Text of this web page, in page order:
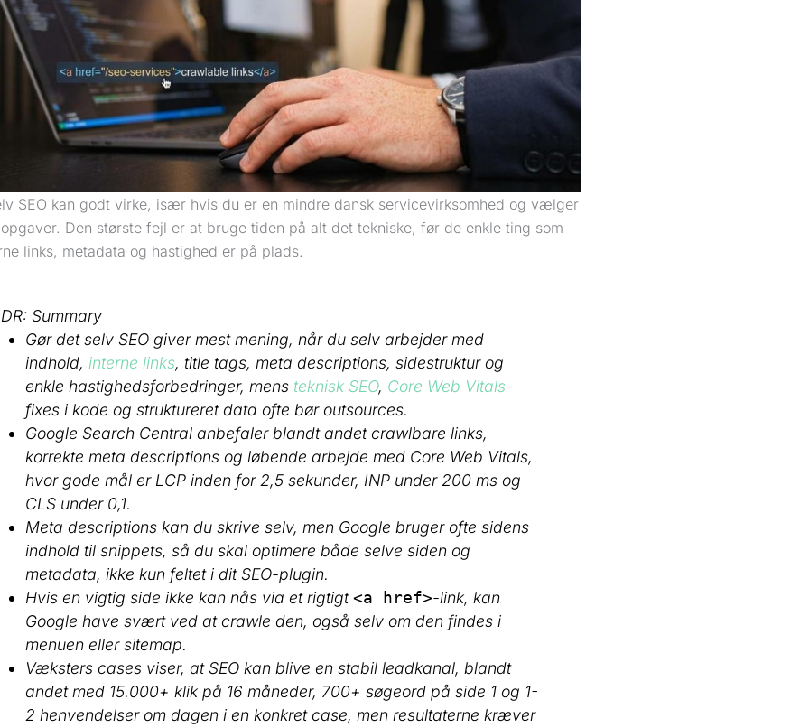
SEO kan godt virke, især hvis du er en mindre dansk servicevirksomhed og vælger
Den største fejl er at bruge tiden på alt det tekniske, før de enkle ting som
links, metadata og hastighed er på plads.
Summary
Gør det selv SEO giver mest mening, når du selv arbejder med
indhold,interne links, title tags, meta descriptions, sidestruktur og
enkle hastighedsforbedringer, mens teknisk SEO, Core Web Vitals-
fixes i kode og struktureret data ofte bør outsources.
Google Search Central anbefaler blandt andet crawlbare links,
korrekte meta descriptions og løbende arbejde med Core Web Vitals,
hvor gode mål er LCP inden for 2,5 sekunder, INP under 200 ms og
CLS under 0,1.
Meta descriptions kan du skrive selv, men Google bruger ofte sidens
indhold til snippets, så du skal optimere både selve siden og
metadata, ikke kun feltet i dit SEO-plugin.
Hvis en vigtig side ikke kan nås via et rigtigt<a href>-link, kan
Google have svært ved at crawle den, også selv om den findes i
menuen eller sitemap.
Væksters cases viser, at SEO kan blive en stabil leadkanal, blandt
andet med 15.000+ klik på 16 måneder, 700+ søgeord på side 1 og 1-
2 henvendelser om dagen i en konkret case, men resultaterne kræver